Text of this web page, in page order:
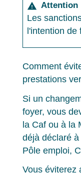
warning Attention
Les
l'intention
Comment
prestations
Si un
foyer, vous
la Caf ou à la
déjà déclaré
Pôle emploi,
Vous éviterez